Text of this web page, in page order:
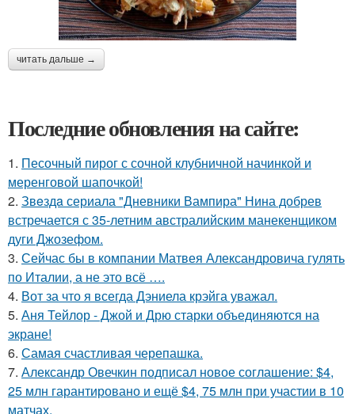
читать дальше →
Последние обновления на сайте:
1. Песочный пирог с сочной клубничной начинкой и
меренговой шапочкой!
2. Звeздa сериала "Дневники Вампира" Нина добрев
встречается с 35-летним австралийским манекенщиком
дуги Джозефом.
3. Сейчас бы в компании Матвея Александровича гулять
по Италии, а не это всё ….
4. Вот за что я всегда Дэниела крэйга уважал.
5. Аня Тейлор - Джой и Дрю старки объединяются на
экране!
6. Самая счастливая черепашка.
7. Александр Овечкин подписал новое соглашение: $4,
25 млн гарантировано и ещё $4, 75 млн при участии в 10
матчах.